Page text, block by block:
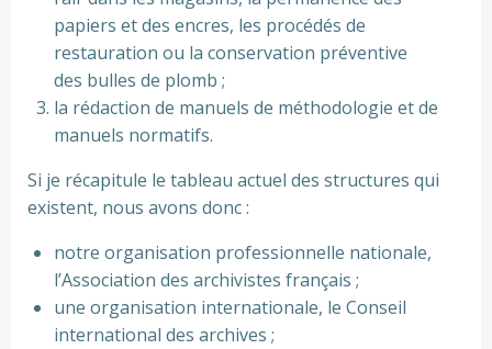
papiers et des encres, les procédés de
restauration ou la conservation préventive
des bulles de plomb ;
la rédaction de manuels de méthodologie et de
manuels normatifs.
Si je récapitule le tableau actuel des structures qui
existent, nous avons donc :
notre organisation professionnelle nationale,
l’Association des archivistes français ;
une organisation internationale, le Conseil
international des archives ;